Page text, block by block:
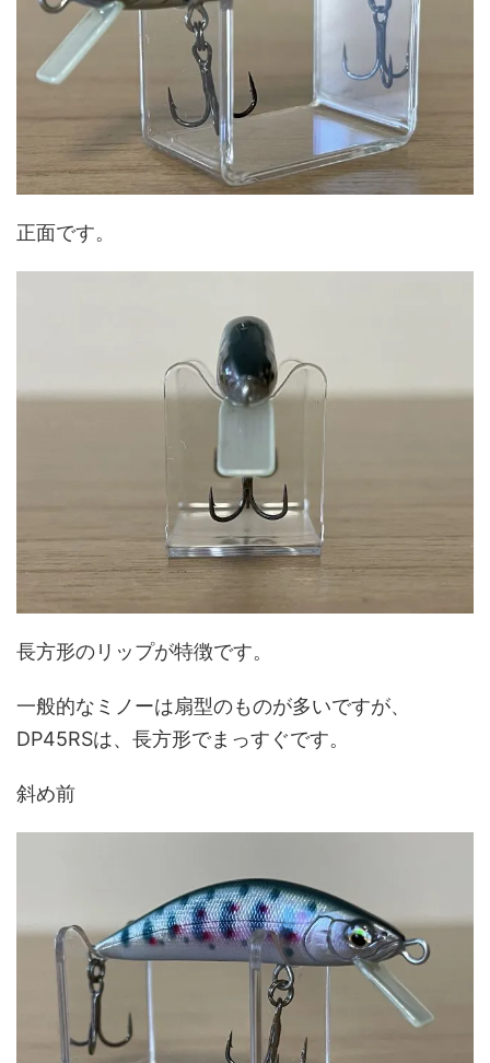
正面です。
長方形のリップが特徴です。
一般的なミノーは扇型のものが多いですが、
DP45RSは、長方形でまっすぐです。
斜め前